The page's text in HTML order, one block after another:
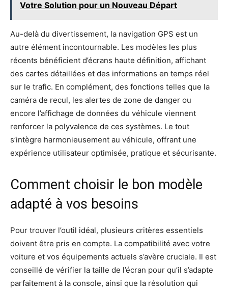
Votre Solution pour un Nouveau Départ
Au-delà du divertissement, la navigation GPS est un
autre élément incontournable. Les modèles les plus
récents bénéficient d’écrans haute définition, affichant
des cartes détaillées et des informations en temps réel
sur le trafic. En complément, des fonctions telles que la
caméra de recul, les alertes de zone de danger ou
encore l’affichage de données du véhicule viennent
renforcer la polyvalence de ces systèmes. Le tout
s’intègre harmonieusement au véhicule, offrant une
expérience utilisateur optimisée, pratique et sécurisante.
Comment choisir le bon modèle
adapté à vos besoins
Pour trouver l’outil idéal, plusieurs critères essentiels
doivent être pris en compte. La compatibilité avec votre
voiture et vos équipements actuels s’avère cruciale. Il est
conseillé de vérifier la taille de l’écran pour qu’il s’adapte
parfaitement à la console, ainsi que la résolution qui